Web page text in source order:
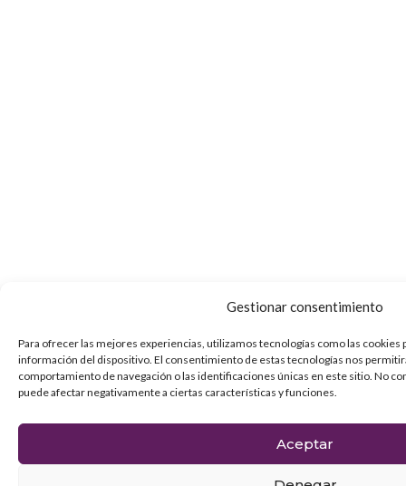
Gestionar consentimiento
Para ofrecer las mejores experiencias, utilizamos tecnologías como las cookies
información del dispositivo. El consentimiento de estas tecnologías nos
comportamiento de navegación o las identificaciones únicas en este sitio. No
puede afectar negativamente a ciertas características y funciones.
Aceptar